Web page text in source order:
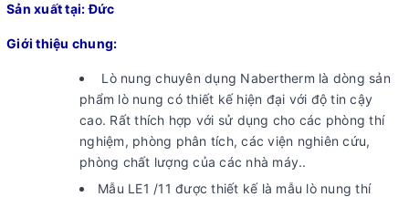
Sản xuất tại: Đức
Giới thiệu chung:
Lò nung chuyên dụng Nabertherm là dòng sản
phẩm lò nung có thiết kế hiện đại với độ tin cậy
cao. Rất thích hợp với sử dụng cho các phòng thí
nghiệm, phòng phân tích, các viện nghiên cứu,
phòng chất lượng của các nhà máy..
Mẫu LE1 /11 được thiết kế là mẫu lò nung thí